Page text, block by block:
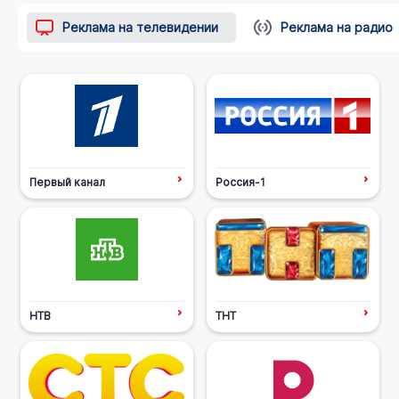
Реклама на телевидении Реклама на радио
Первый канал Россия-1
НТВ ТНТ